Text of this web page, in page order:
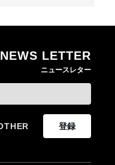
NEWS LETTER
ニュースレター
登録